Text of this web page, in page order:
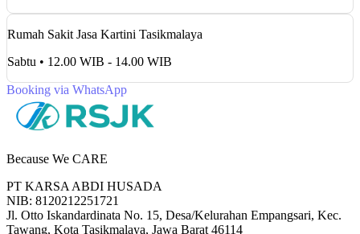
Rumah Sakit Jasa Kartini Tasikmalaya
Sabtu • 12.00 WIB - 14.00 WIB
Booking via WhatsApp
Because We CARE
PT KARSA ABDI HUSADA
NIB: 8120212251721
Jl. Otto Iskandardinata No. 15, Desa/Kelurahan Empangsari, Kec.
Tawang, Kota Tasikmalaya, Jawa Barat 46114